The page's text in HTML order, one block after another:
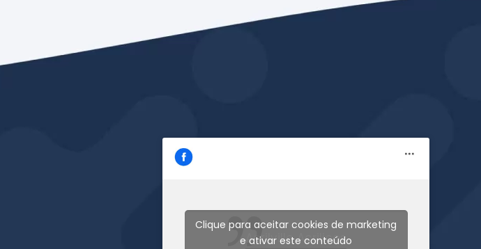
Acrilville Acrilicos
Clique para aceitar cookies de marketing
e ativar este conteúdo